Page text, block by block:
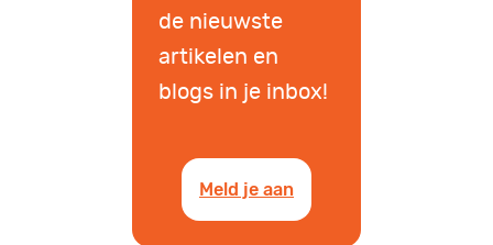
de nieuwste
artikelen en
blogs in je inbox!
Meld je aan